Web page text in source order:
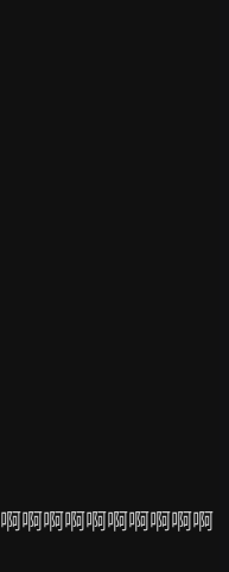
啊啊啊啊啊啊啊啊啊